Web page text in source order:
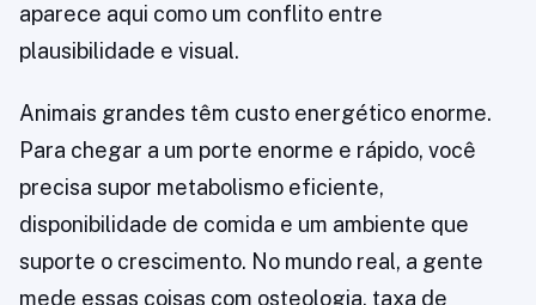
aparece aqui como um conflito entre
plausibilidade e visual.
Animais grandes têm custo energético enorme.
Para chegar a um porte enorme e rápido, você
precisa supor metabolismo eficiente,
disponibilidade de comida e um ambiente que
suporte o crescimento. No mundo real, a gente
mede essas coisas com osteologia, taxa de